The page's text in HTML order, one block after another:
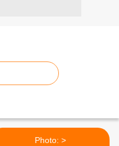
Photo: >